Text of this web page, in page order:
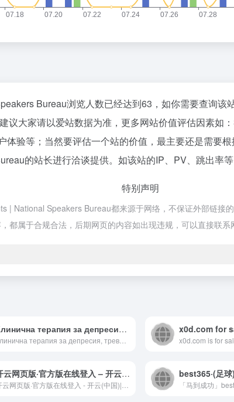
Bureau浏览人数已经达到63，如你需要查询该
议大家请以爱站数据为准，更多网站价值评估因素如
验等；当然要评估一个站的价值，最主要还是需要
的站长进行洽谈提供。如该站的IP、PV、跳出率等
特别声明
| National Speakers Bureau都来源于网络，不保证外部链接
属于合规合法，后期网页的内容如出现违规，可以直接联系
Клинична терапия за депресия и тревожност | София x0d.com for
x0d.com is for
开云网页版·官方版在线登入 – 开云(中国) best365·(足